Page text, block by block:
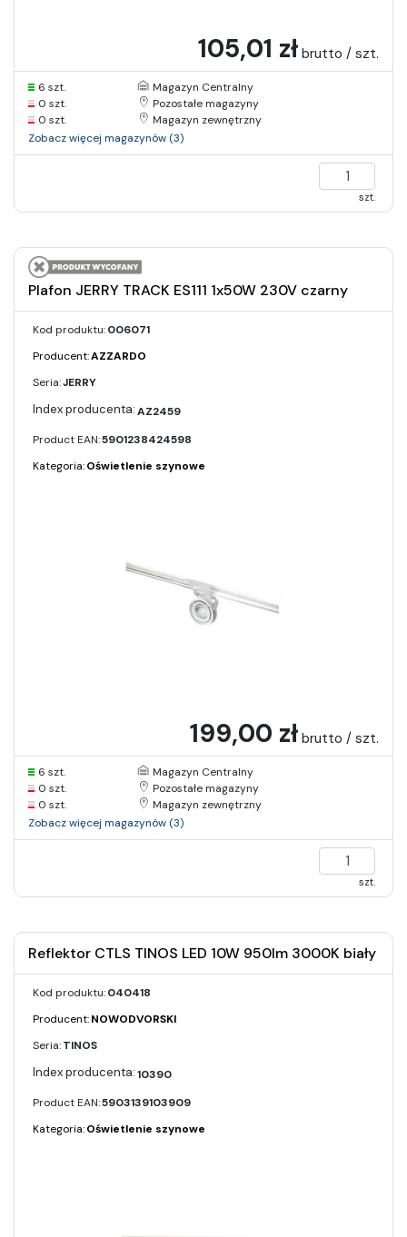
105,01 zł brutto / szt.
6 szt.
Magazyn Centralny
0 szt.
Pozostałe magazyny
0 szt.
Magazyn zewnętrzny
Zobacz więcej magazynów (3)
szt.
Plafon JERRY TRACK ES111 1x50W 230V czarny
Kod produktu:006071
Producent:AZZARDO
Seria:JERRY
AZ2459
Product EAN:5901238424598
Kategoria:Oświetlenie szynowe
199,00 zł brutto / szt.
6 szt.
Magazyn Centralny
0 szt.
Pozostałe magazyny
0 szt.
Magazyn zewnętrzny
Zobacz więcej magazynów (3)
szt.
Reflektor CTLS TINOS LED 10W 950lm 3000K biały
Kod produktu:040418
Producent:NOWODVORSKI
Seria:TINOS
10390
Product EAN:5903139103909
Kategoria:Oświetlenie szynowe